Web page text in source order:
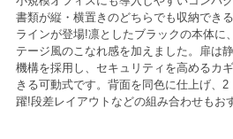
書類が縦・横置きのどちらでも収納でき
ラインが登場!凛としたブラックの本体に
テージ風のこなれ感を加えました。扉は
機構を採用し、セキュリティを高めるカ
きる可動式です。背面を同色に仕上げ、
躍!段差レイアウトなどの組み合わせもお